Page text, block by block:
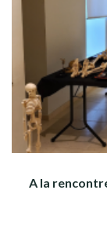
A la